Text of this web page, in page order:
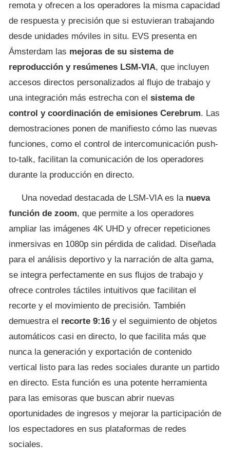
remota y ofrecen a los operadores la misma capacidad
de respuesta y precisión que si estuvieran trabajando
desde unidades móviles in situ. EVS presenta en
Ámsterdam las mejoras de su sistema de
reproducción y resúmenes LSM-VIA, que incluyen
accesos directos personalizados al flujo de trabajo y
una integración más estrecha con el sistema de
control y coordinación de emisiones Cerebrum. Las
demostraciones ponen de manifiesto cómo las nuevas
funciones, como el control de intercomunicación push-
to-talk, facilitan la comunicación de los operadores
durante la producción en directo.
Una novedad destacada de LSM-VIA es lanueva
función de zoom, que permite a los operadores
ampliar las imágenes 4K UHD y ofrecer repeticiones
inmersivas en 1080p sin pérdida de calidad. Diseñada
para el análisis deportivo y la narración de alta gama,
se integra perfectamente en sus flujos de trabajo y
ofrece controles táctiles intuitivos que facilitan el
recorte y el movimiento de precisión. También
demuestra el recorte 9:16 y el seguimiento de objetos
automáticos casi en directo, lo que facilita más que
nunca la generación y exportación de contenido
vertical listo para las redes sociales durante un partido
en directo. Esta función es una potente herramienta
para las emisoras que buscan abrir nuevas
oportunidades de ingresos y mejorar la participación de
los espectadores en sus plataformas de redes
sociales.